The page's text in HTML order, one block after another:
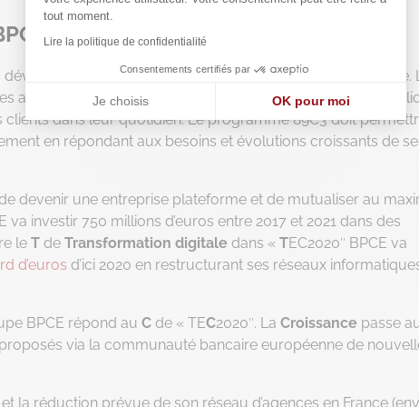
en étant à la pointe du digital et du numérique.
années ont permis de transformer la banque. BPCE a
clients dans leur quotidien. Le programme 89C3 doit
en répondant aux besoins et évolutions croissants de
devenir une entreprise plateforme et de mutualiser au
va investir 750 millions d’euros entre 2017 et 2021 dans des
le T de Transformation digitale dans « TEC2020″ BPCE va
d’euros d’ici 2020 en restructurant ses réseaux
BPCE répond au C de « TEC2020″. La Croissance passe
via la communauté bancaire européenne de
et la réduction prévue de son réseau d’agences en France
tout moment.
Lire la politique de confidentialité
Consentements certifiés par
Je choisis OK pour moi
Axeptio consent
Plateforme de Gestion du Consentement : Personnalisez vos